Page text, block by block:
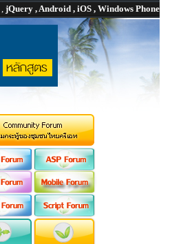
, jQuery , Android , iOS , Windows Phone